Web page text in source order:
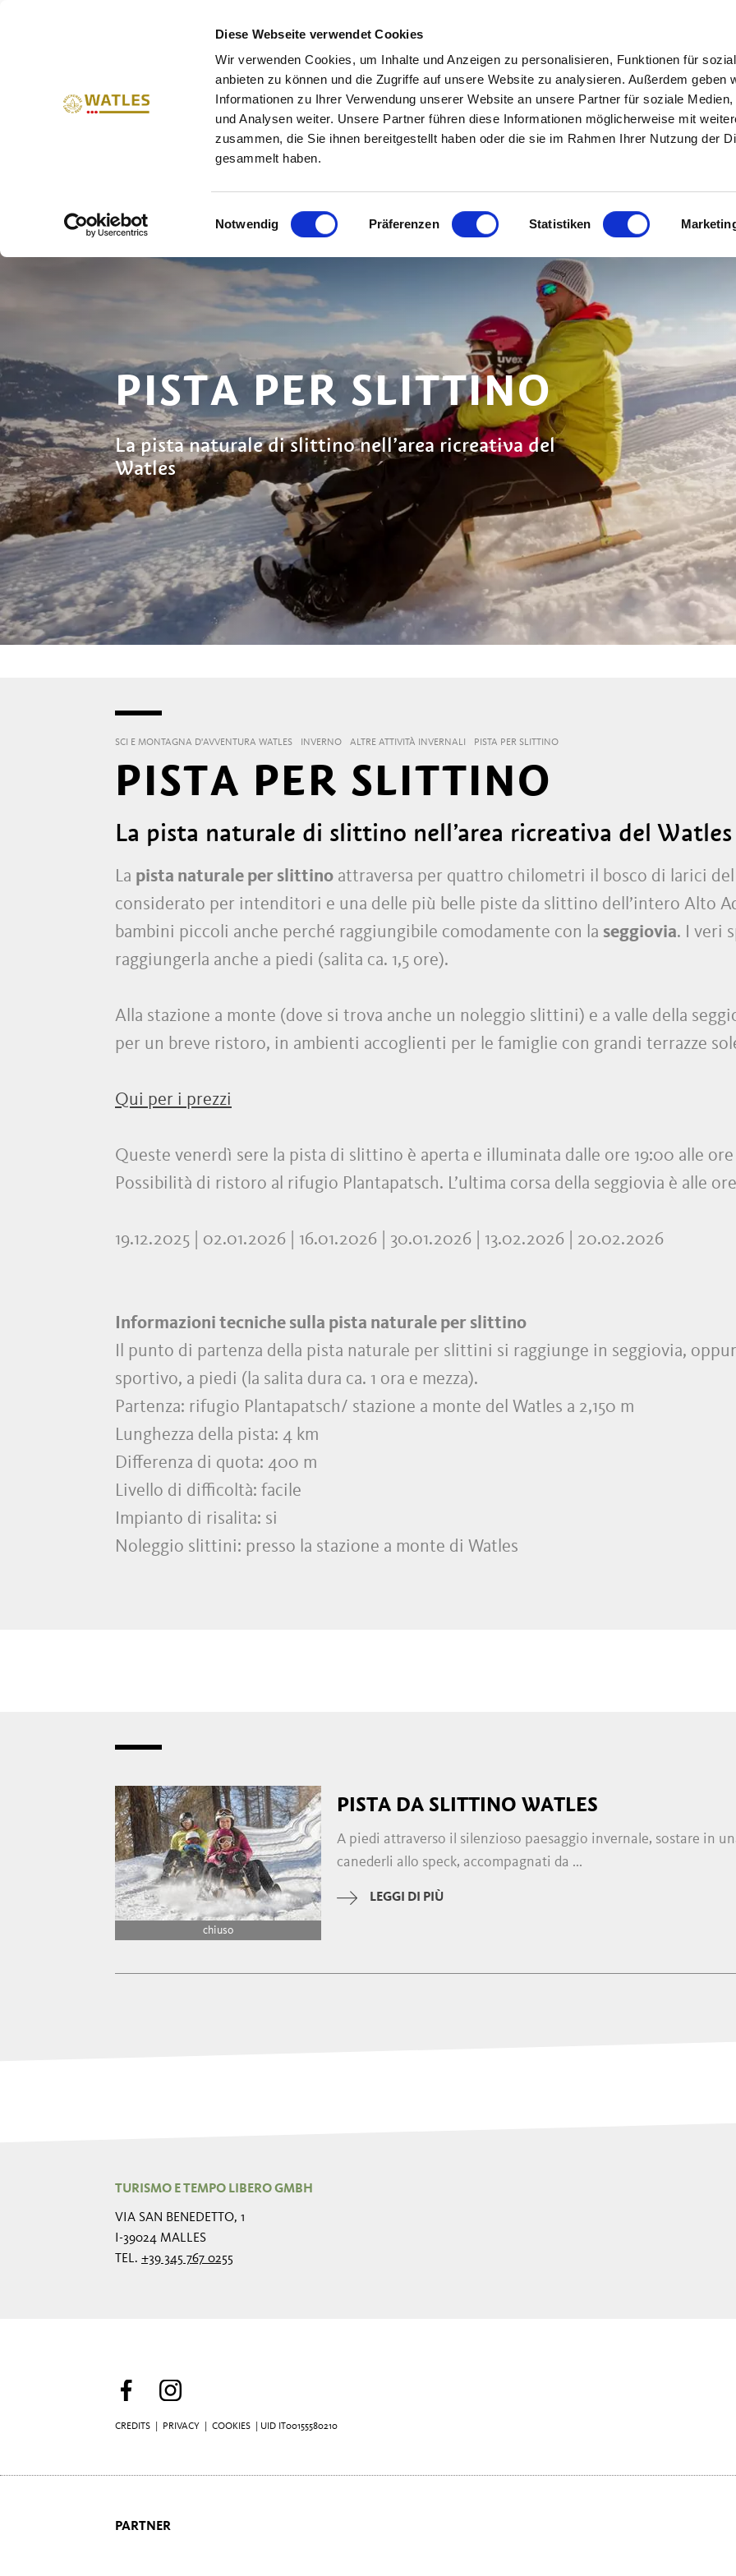
Diese Webseite verwendet Cookies
Wir verwenden Cookies, um Inhalte und Anzeigen zu personalisieren, Funktionen für
anbieten zu können und die Zugriffe auf unsere Website zu analysieren. Außerdem geben
Informationen zu Ihrer Verwendung unserer Website an unsere Partner für soziale Medien,
und Analysen weiter. Unsere Partner führen diese Informationen möglicherweise mit
zusammen, die Sie ihnen bereitgestellt haben oder die sie im Rahmen Ihrer Nutzung der
gesammelt haben.
Einwilligungsauswahl
Notwendig Präferenzen Statistiken
ESTATE INVERNO METEO E WEBCAM INFO & SERVIZIO
PISTA PER SLITTINO
La pista naturale di slittino nell’area ricreativa del
Watles
SCI E MONTAGNA D'AVVENTURA WATLES INVERNO ALTRE ATTIVITÀ INVERNALI PISTA PER SLITTINO
PISTA PER SLITTINO
La pista naturale di slittino nell’area ricreativa del Watles
La pista naturale per slittino attraversa per quattro chilometri il bosco di larici
considerato per intenditori e una delle più belle piste da slittino dell’intero Alto
bambini piccoli anche perché raggiungibile comodamente con la seggiovia. I veri
raggiungerla anche a piedi (salita ca. 1,5 ore).
Alla stazione a monte (dove si trova anche un noleggio slittini) e a valle della
per un breve ristoro, in ambienti accoglienti per le famiglie con grandi terrazze
Qui per i prezzi
Queste venerdì sere la pista di slittino è aperta e illuminata dalle ore 19:00 alle ore
Possibilità di ristoro al rifugio Plantapatsch. L’ultima corsa della seggiovia è alle
19.12.2025 | 02.01.2026 | 16.01.2026 | 30.01.2026 | 13.02.2026 | 20.02.2026
Informazioni tecniche sulla pista naturale per slittino
Il punto di partenza della pista naturale per slittini si raggiunge in seggiovia,
sportivo, a piedi (la salita dura ca. 1 ora e mezza).
Partenza: rifugio Plantapatsch/ stazione a monte del Watles a 2,150 m
Lunghezza della pista: 4 km
Differenza di quota: 400 m
Livello di difficoltà: facile
Impianto di risalita: si
Noleggio slittini: presso la stazione a monte di Watles
chiuso
PISTA DA SLITTINO WATLES
A piedi attraverso il silenzioso paesaggio invernale, sostare in
canederli allo speck, accompagnati da ...
LEGGI DI PIÙ
TURISMO E TEMPO LIBERO GMBH
VIA SAN BENEDETTO, 1
I-39024 MALLES
TEL. +39 345 767 0255
CREDITS PRIVACY COOKIES | UID IT00155580210
PARTNER